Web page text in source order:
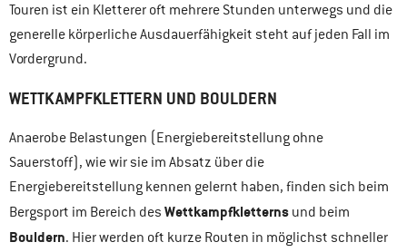
Touren ist ein Kletterer oft mehrere Stunden unterwegs und die
generelle körperliche Ausdauerfähigkeit steht auf jeden Fall im
Vordergrund.
WETTKAMPFKLETTERN UND BOULDERN
Anaerobe Belastungen (Energiebereitstellung ohne
Sauerstoff), wie wir sie im Absatz über die
Energiebereitstellung kennen gelernt haben, finden sich beim
Bergsport im Bereich des Wettkampfkletterns und beim
Bouldern. Hier werden oft kurze Routen in möglichst schneller